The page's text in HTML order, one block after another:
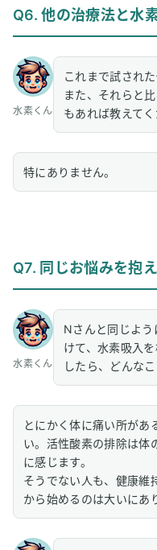
Q6. 他の治療法と水
水素くん
これまで試され
また、それらと
もあれば教えてく
特にありません。
Q7. 同じお悩みを抱
水素くん
Nさんと同じよ
けて、水素吸入
したら、どんな
とにかく体に痛い所があ
い。活性酸素の排除は体
に感じます。
そうでない人も、健康維
から始めるのは大いにあ